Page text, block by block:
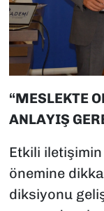
“MESLEKTE
ANLAYIŞ
Etkili iletişimin
önemine
diksiyonu